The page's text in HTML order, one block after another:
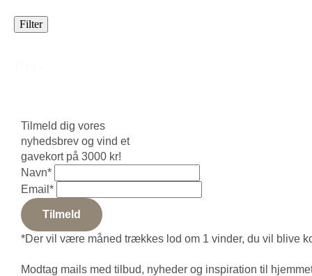
Filter
Nulstil
Tæppeuniverset
Mandag-
INFORMATION
Om os
Kontakt
Tæppeunderlag
Tæppe
Tilmeld dig vores
nyhedsbrev og vind et
gavekort på 3000 kr!
Navn*
Email *
Tilmeld
*Der vil være måned trækkes lod om 1 vinder, du vil blive
Modtag mails med tilbud, nyheder og inspiration til